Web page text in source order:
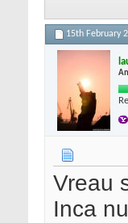
15th February
Vreau
Inca